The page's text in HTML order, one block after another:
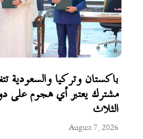
باكستان وتركيا والسعودية
مشترك يعتبر أي هجوم على
الثلاث
August 7, 2026